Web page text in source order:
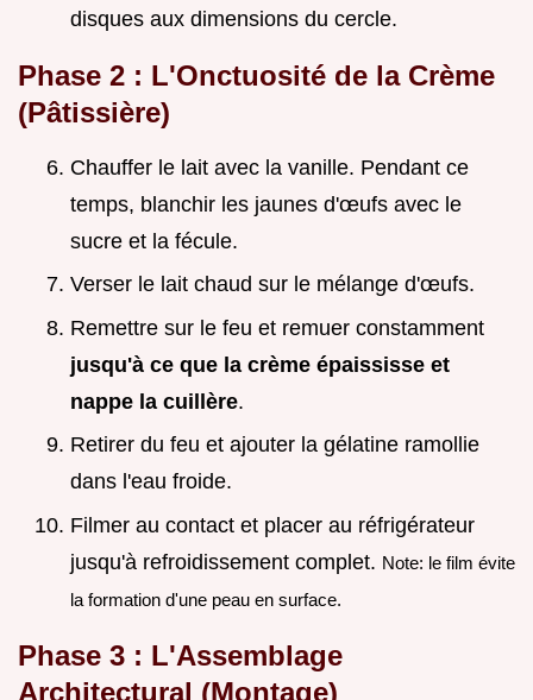
disques aux dimensions du cercle.
Phase 2 : L'Onctuosité de la Crème
(Pâtissière)
Chauffer le lait avec la vanille. Pendant ce
temps, blanchir les jaunes d'œufs avec le
sucre et la fécule.
Verser le lait chaud sur le mélange d'œufs.
Remettre sur le feu et remuer constamment
jusqu'à ce que la crème épaississe et
nappe la cuillère.
Retirer du feu et ajouter la gélatine ramollie
dans l'eau froide.
Filmer au contact et placer au réfrigérateur
jusqu'à refroidissement complet. Note: le film évite
la formation d'une peau en surface.
Phase 3 : L'Assemblage
Architectural (Montage)